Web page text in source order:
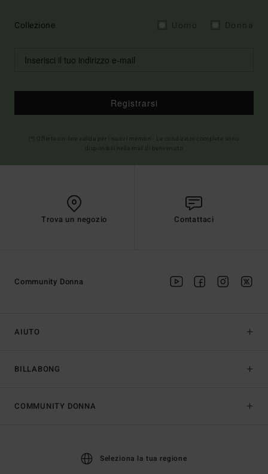
Collezione
Registrarsi
Trova un negozio Contattaci
AIUTO
BILLABONG
Community Donna
COMMUNITY DONNA
Seleziona la tua regione